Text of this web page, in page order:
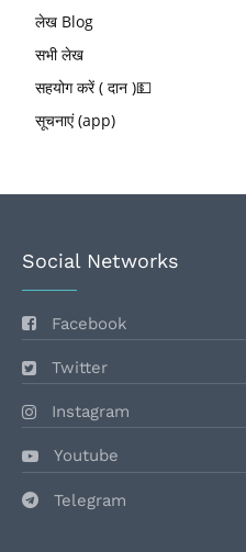
लेख Blog
सभी लेख
सहयोग करें ( दान )💵
सूचनाएं (app)
Social Networks
Facebook
Twitter
Instagram
Youtube
Telegram